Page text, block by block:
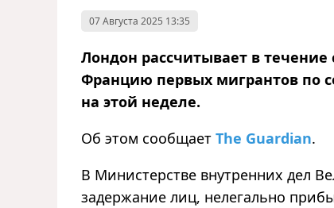
07 Августа 2025 13:35
Лондон рассчитывает в
Францию первых мигрантов по
на этой неделе.
Об этом сообщает The Guardian.
В Министерстве внутренних дел
задержание лиц, нелегально